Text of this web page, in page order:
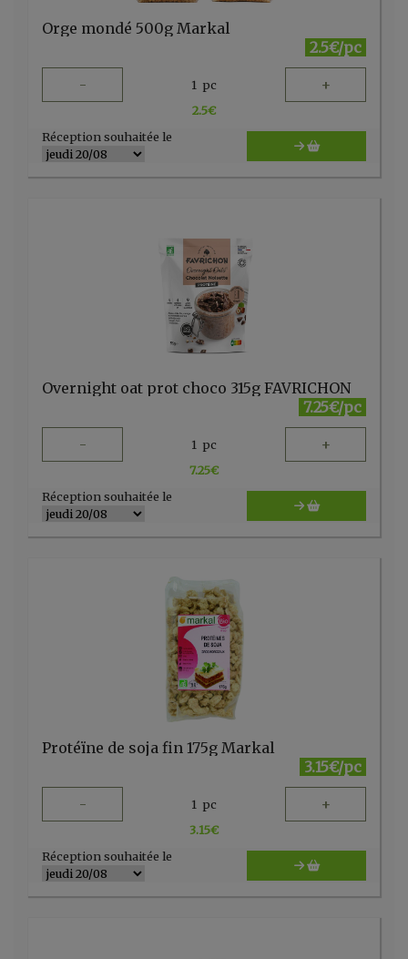
Orge mondé 500g Markal
2.5€/pc
- 1 pc +
2.5€
Réception souhaitée le
Overnight oat prot choco 315g FAVRICHON
7.25€/pc
- 1 pc +
7.25€
Réception souhaitée le
Protéïne de soja fin 175g Markal
3.15€/pc
- 1 pc +
3.15€
Réception souhaitée le